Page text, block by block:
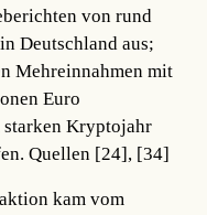
von rund
Deutschland aus;
Mehreinnahmen mit
Euro
Kryptojahr
Quellen [24], [34]
kam vom